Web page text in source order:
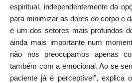
espiritual, independentemente da
para minimizar as dores do corpo e
é um dos setores mais profundos
ainda mais importante num
não nos preocupamos apenas
também com a emocional. Ao se
paciente já é perceptível", explica